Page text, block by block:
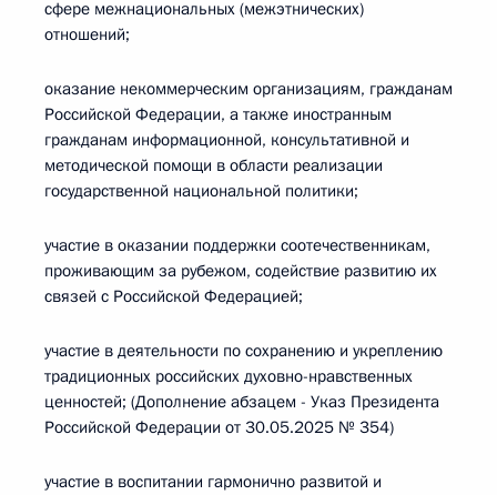
сфере межнациональных (межэтнических)
отношений;
оказание некоммерческим организациям, гражданам
Российской Федерации, а также иностранным
гражданам информационной, консультативной и
методической помощи в области реализации
государственной национальной политики;
участие в оказании поддержки соотечественникам,
проживающим за рубежом, содействие развитию их
связей с Российской Федерацией;
участие в деятельности по сохранению и укреплению
традиционных российских духовно-нравственных
ценностей; (Дополнение абзацем - Указ Президента
Российской Федерации от 30.05.2025 № 354)
участие в воспитании гармонично развитой и